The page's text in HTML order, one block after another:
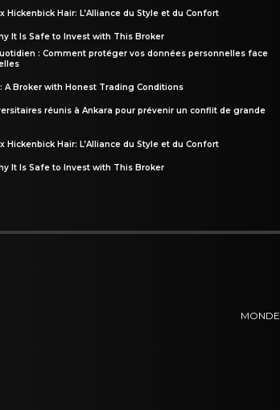
Hickenbick Hair: L’Alliance du Style et du Confort
It Is Safe to Invest with This Broker
: Comment protéger vos données personnelles face
A Broker with Honest Trading Conditions
réunis à Ankara pour prévenir un conflit de grande
Hickenbick Hair: L’Alliance du Style et du Confort
It Is Safe to Invest with This Broker
MONDE